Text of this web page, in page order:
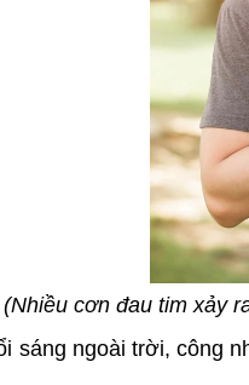
(Nhiều cơn đau tim xảy
sáng ngoài trời, công